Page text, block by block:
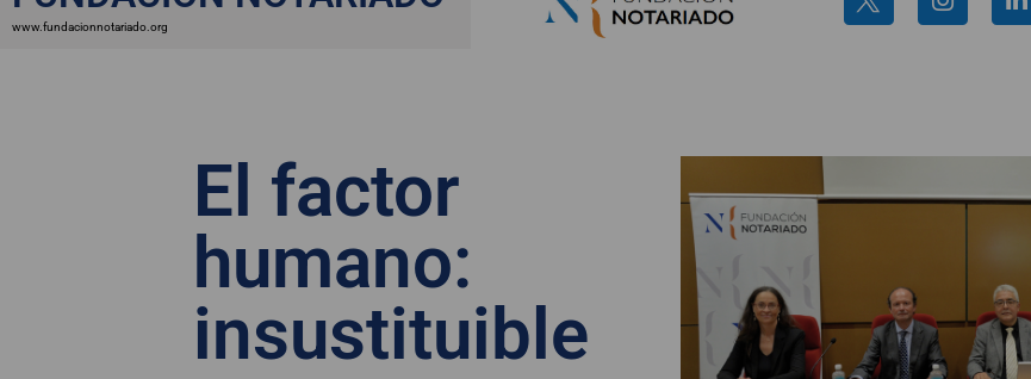
www.fundacionnotariado.org
El factor
humano:
insustituible